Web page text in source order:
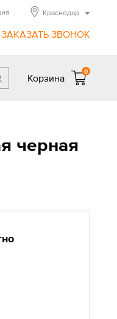
ЗАКАЗАТЬ ЗВОНОК
Краснодар
Корзина
0
черная